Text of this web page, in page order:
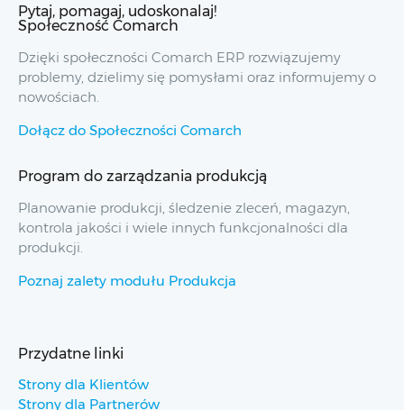
Pytaj, pomagaj, udoskonalaj!
Społeczność Comarch
Dzięki społeczności Comarch ERP rozwiązujemy
problemy, dzielimy się pomysłami oraz informujemy o
nowościach.
Dołącz do Społeczności Comarch
Program do zarządzania produkcją
Planowanie produkcji, śledzenie zleceń, magazyn,
kontrola jakości i wiele innych funkcjonalności dla
produkcji.
Poznaj zalety modułu Produkcja
Przydatne linki
Strony dla Klientów
Strony dla Partnerów